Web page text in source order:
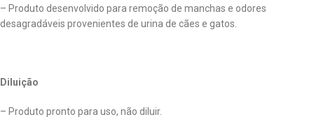
– Produto desenvolvido para remoção de manchas e odores
desagradáveis provenientes de urina de cães e gatos.
Diluição
– Produto pronto para uso, não diluir.